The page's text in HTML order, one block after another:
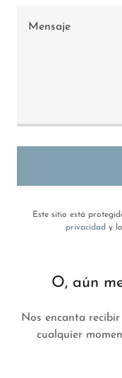
Este sitio está
privacidad y
O, aún
Nos encanta
cualquier